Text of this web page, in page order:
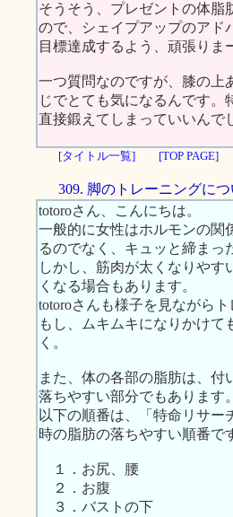
そうそう、プレゼントの体脂
ので、シェイプアップのアド
目標達成するよう、頑張りま
一つ質問なのですが、膝の上
じでとても気になるんです
直接鍛えてしまっていいんで
[タイトル一覧] [TOP PAGE]
309. 脚のトレーニングにつ
totoroさん、こんにちは。
一般的に女性はホルモンの関
るのでなく、キュッと締まっ
しかし、筋肉が太くなりや
くなる場合もあります。
totoroさんも様子を見ながらト
もし、ムキムキになりかけ
く。
また、体の各部の脂肪は、
落ちやすい部分でもあります。
以下の順番は、「特命リサ
時の脂肪の落ちやすい順番で
１．お尻、腰
２．お腹
３．バストの下